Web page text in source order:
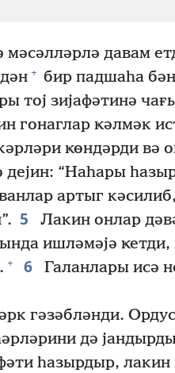
мәсәлләрлә давам
+ бир падшаһа
тој зијафәтинә
гонаглар ҝәлмәк
ҝөндәрди вә
дејин: “Наһары
артыг
5
Лакин онлар
ишләмәјә
+ 6
Галанлары исә
гәзәбләнди.
дә
һазырдыр,